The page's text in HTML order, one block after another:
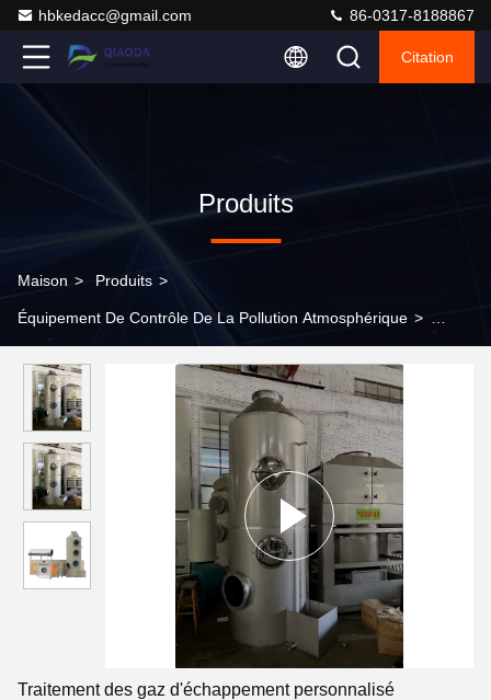
hbkedacc@gmail.com 86-0317-8188867
Citation
Produits
Maison > Produits >
Équipement De Contrôle De La Pollution Atmosphérique >
Traitement des gaz d'échappement personnalisé